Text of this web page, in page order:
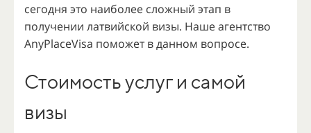
сегодня это наиболее сложный этап в
получении латвийской визы. Наше агентство
AnyPlaceVisa поможет в данном вопросе.
Стоимость услуг и самой
визы